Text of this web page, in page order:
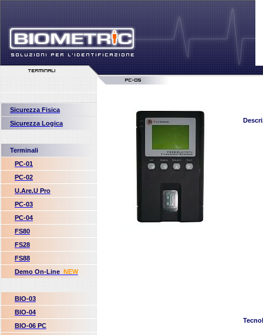
Sicurezza Fisica
Sicurezza Logica
Terminali
PC-01
PC-02
U.Are.U Pro
PC-03
PC-04
FS80
FS28
FS88
Demo On-LineNEW
BIO-03
BIO-04
BIO-06 PC